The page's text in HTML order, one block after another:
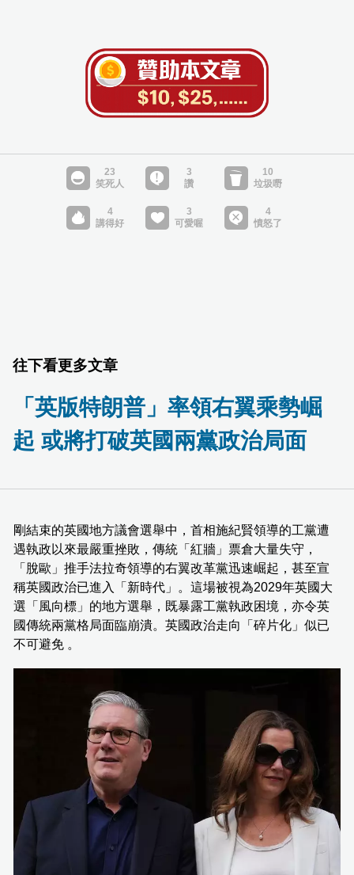
往下看更多文章
「英版特朗普」率領右翼乘勢崛
起 或將打破英國兩黨政治局面
剛結束的英國地方議會選舉中，首相施紀賢領導的工黨遭
遇執政以來最嚴重挫敗，傳統「紅牆」票倉大量失守，
「脫歐」推手法拉奇領導的右翼改革黨迅速崛起，甚至宣
稱英國政治已進入「新時代」。這場被視為2029年英國大
選「風向標」的地方選舉，既暴露工黨執政困境，亦令英
國傳統兩黨格局面臨崩潰。英國政治走向「碎片化」似已
不可避免 。